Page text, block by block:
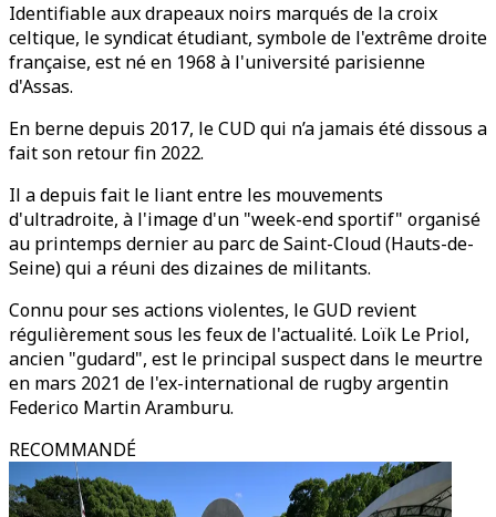
Identifiable aux drapeaux noirs marqués de la croix
celtique, le syndicat étudiant, symbole de l'extrême droite
française, est né en 1968 à l'université parisienne
d'Assas.
En berne depuis 2017, le CUD qui n’a jamais été dissous a
fait son retour fin 2022.
Il a depuis fait le liant entre les mouvements
d'ultradroite, à l'image d'un "week-end sportif" organisé
au printemps dernier au parc de Saint-Cloud (Hauts-de-
Seine) qui a réuni des dizaines de militants.
Connu pour ses actions violentes, le GUD revient
régulièrement sous les feux de l'actualité. Loïk Le Priol,
ancien "gudard", est le principal suspect dans le meurtre
en mars 2021 de l'ex-international de rugby argentin
Federico Martin Aramburu.
RECOMMANDÉ